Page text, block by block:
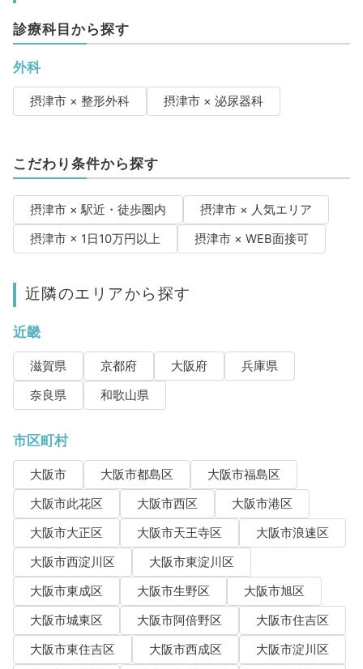
診療科目から探す
外科
摂津市 × 整形外科 摂津市 × 泌尿器科
こだわり条件から探す
摂津市 × 駅近・徒歩圏内
摂津市 × 人気エリア
摂津市 × 1日10万円以上
摂津市 × WEB面接可
近隣のエリアから探す
近畿
滋賀県 京都府 大阪府
兵庫県
奈良県
和歌山県
市区町村
大阪市 大阪市都島区
大阪市福島区
大阪市此花区
大阪市西区
大阪市港区
大阪市大正区
大阪市天王寺区
大阪市浪速区
大阪市西淀川区
大阪市東淀川区
大阪市東成区
大阪市生野区
大阪市旭区
大阪市城東区
大阪市阿倍野区
大阪市住吉区
大阪市東住吉区
大阪市西成区
大阪市淀川区